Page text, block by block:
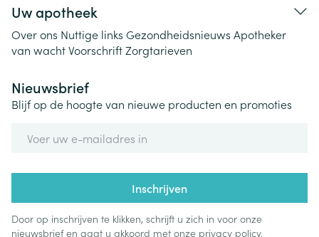
Uw apotheek
Over ons Nuttige links Gezondheidsnieuws Apotheker
van wachtVoorschriftZorgtarieven
Nieuwsbrief
Blijf op de hoogte van nieuwe producten en promoties
Inschrijven
Door op inschrijven te klikken, schrijft u zich in voor onze
nieuwsbrief en gaat u akkoord met onze privacy policy.